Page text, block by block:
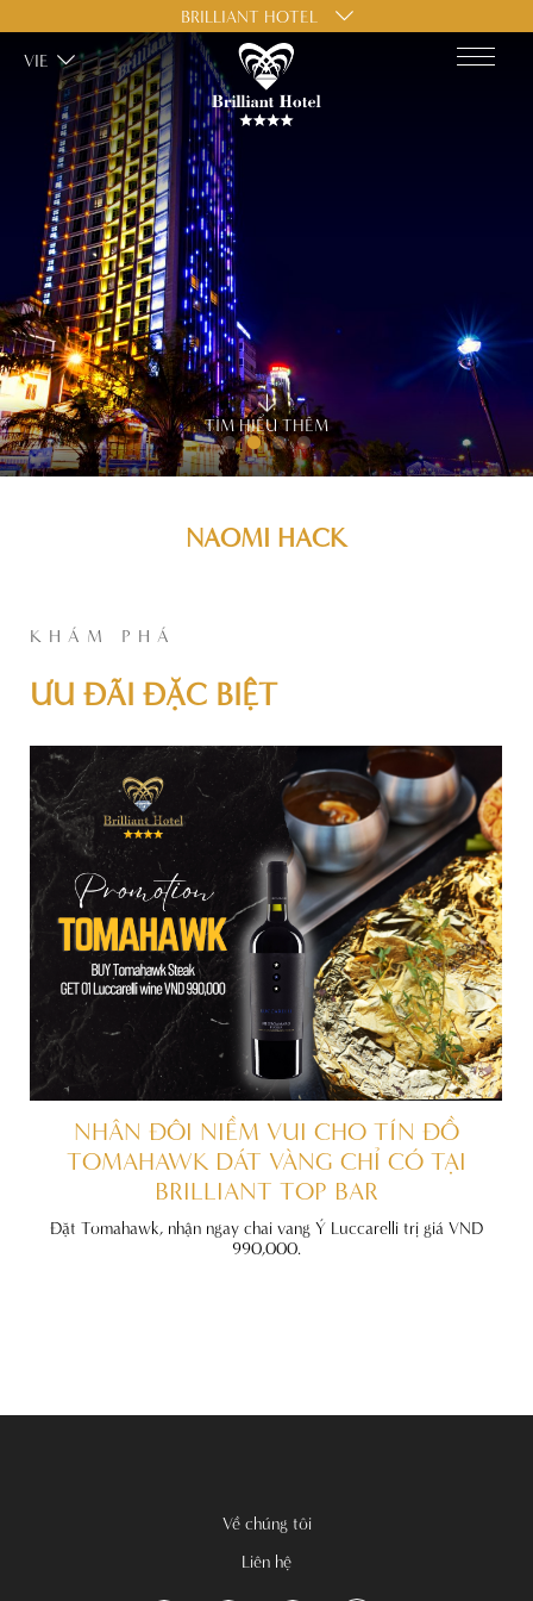
TÌM HIỂU THÊM
VIE
BRILLIANT HOTEL
NAOMI HACK
KHÁM PHÁ
ƯU ĐÃI ĐẶC BIỆT
NHÂN ĐÔI NIỀM VUI CHO TÍN ĐỒ
TOMAHAWK DÁT VÀNG CHỈ CÓ TẠI
BRILLIANT TOP BAR
Đặt Tomahawk, nhận ngay chai vang Ý Luccarelli trị giá VND
990,000.
Về chúng tôi
Liên hệ